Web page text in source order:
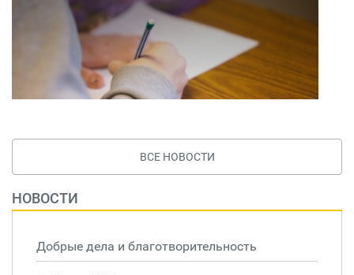
ВСЕ НОВОСТИ
НОВОСТИ
Добрые дела и благотворительность